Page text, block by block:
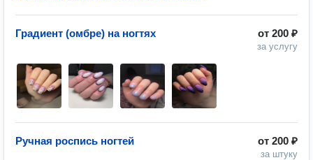
от 200 ₽
за услугу
Градиент (омбре) на ногтях
от 200 ₽
за штуку
Ручная роспись ногтей